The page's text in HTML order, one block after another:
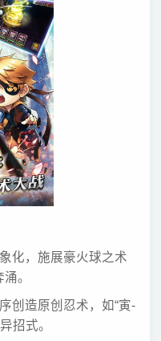
化，施展豪火球之术
。
创造原创忍术，如“寅-
招式。